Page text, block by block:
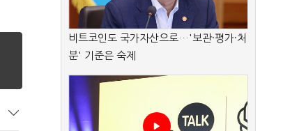
비트코인도 국가자산으로…'보관·평가·처
분' 기준은 숙제